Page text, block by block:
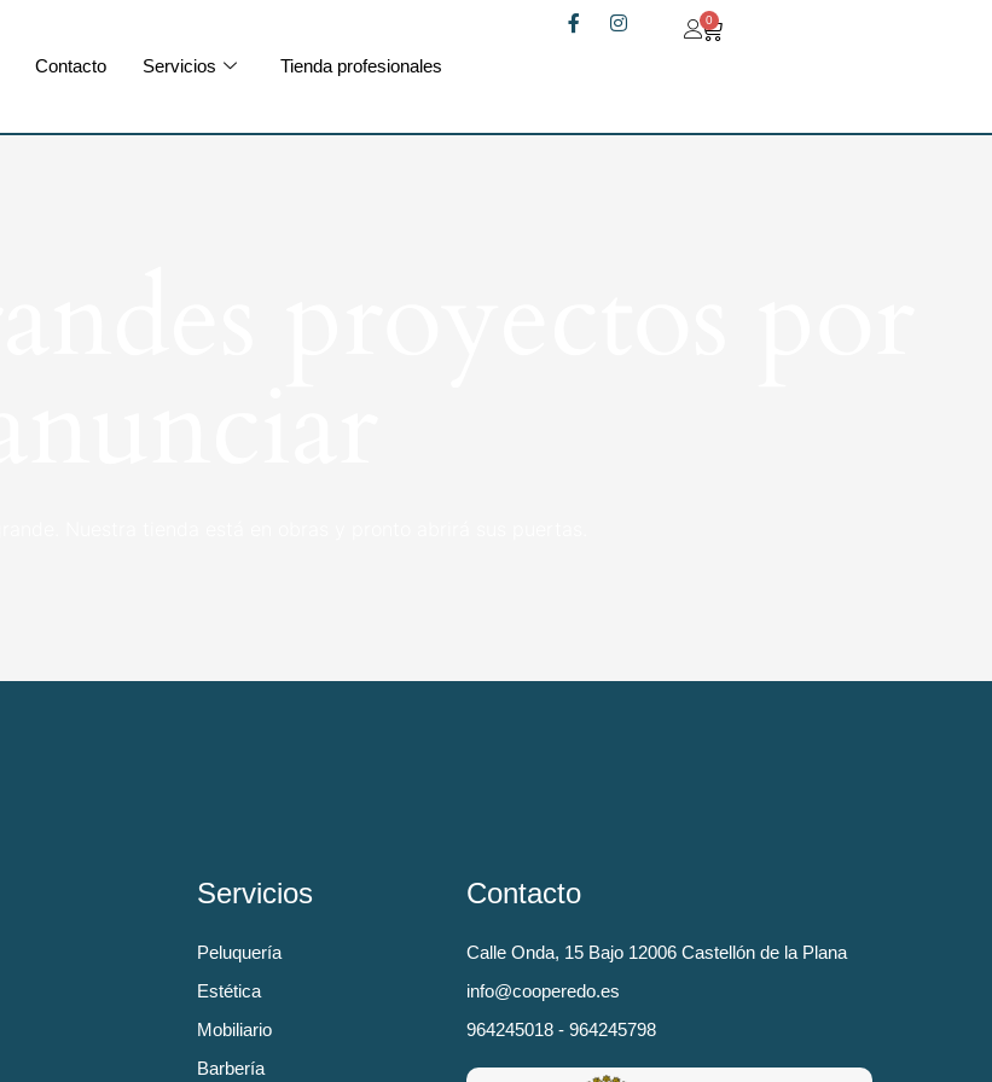
Contacto Servicios Tienda profesionales
0
Servicios
Peluquería
Estética
Mobiliario
Barbería
Contacto
Calle Onda, 15 Bajo 12006 Castellón de la Plana
info@cooperedo.es
964245018 - 964245798